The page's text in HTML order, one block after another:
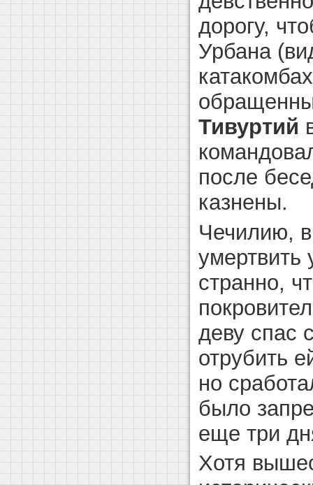
дорогу,
Урбана
Тивуртий
после
казнены.
Чечилию,
странно,
деву спас
отрубить
но
было
еще три
Хотя